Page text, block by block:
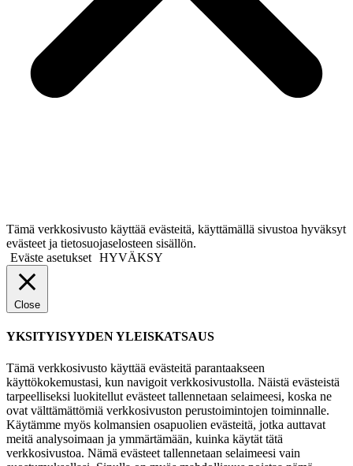
Tämä verkkosivusto käyttää evästeitä, käyttämällä sivustoa hyväksyt
evästeet ja tietosuojaselosteen sisällön.
Eväste asetukset HYVÄKSY
Close
YKSITYISYYDEN YLEISKATSAUS
Tämä verkkosivusto käyttää evästeitä parantaakseen
käyttökokemustasi, kun navigoit verkkosivustolla. Näistä evästeistä
tarpeelliseksi luokitellut evästeet tallennetaan selaimeesi, koska ne
ovat välttämättömiä verkkosivuston perustoimintojen toiminnalle.
Käytämme myös kolmansien osapuolien evästeitä, jotka auttavat
meitä analysoimaan ja ymmärtämään, kuinka käytät tätä
verkkosivustoa. Nämä evästeet tallennetaan selaimeesi vain